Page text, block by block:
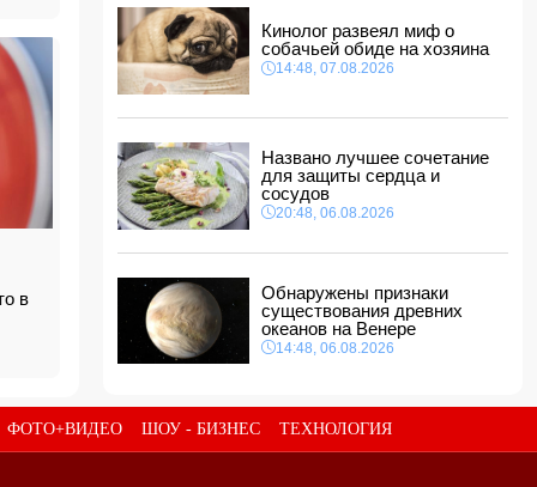
в
должности посла
14:10, 07.08.2026
Моуринью в шоке после отказа Родри от
перехода в "Реал"
Ильхам Алиев подписал распоряжения в
связи с двумя дипломатами
14:00, 07.08.2026
Прогноз погоды в Азербайджане на 8 августа
12:48, 07.08.2026
В Азербайджане ищут сотрудников с
зарплатой до 10 000 манатов
12:40, 07.08.2026
Кинолог развеял миф о
собачьей обиде на хозяина
14:48, 07.08.2026
Названо лучшее сочетание
для защиты сердца и
сосудов
20:48, 06.08.2026
Обнаружены признаки
существования древних
океанов на Венере
14:48, 06.08.2026
ФОТО+ВИДЕО ШОУ - БИЗНЕС ТЕХНОЛОГИЯ